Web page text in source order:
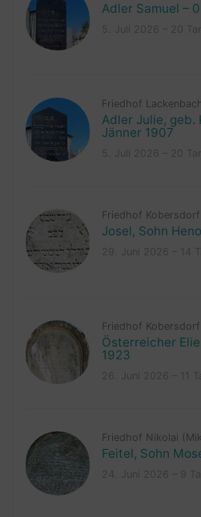
Adler Samuel –
Friedhof Lackenbach
Adler Julie, geb.
Jänner 1907
Friedhof Kobersdorf
Josel, Sohn
Friedhof Kobersdorf
Österreicher
1923
Friedhof Nikolai
Feitel, Sohn